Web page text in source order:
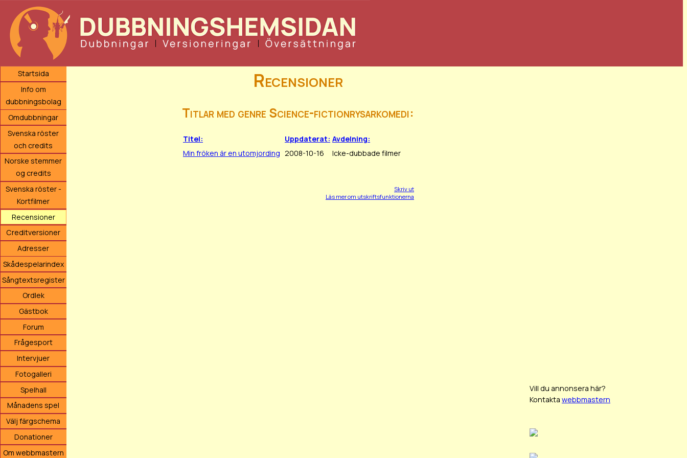
Startsida
Info om
dubbningsbolag
Omdubbningar
Svenska röster
och credits
Norske stemmer
og credits
Svenska röster -
Kortfilmer
Recensioner
Creditversioner
Adresser
Skådespelarindex
Sångtextsregister
Ordlek
Gästbok
Forum
Frågesport
Intervjuer
Fotogalleri
Spelhall
Månadens spel
Välj färgschema
Donationer
Om webbmastern
Recensioner
Titlar med genre Science-fictionrysarkomedi:
Titel: Uppdaterat: Avdelning:
Min fröken är en utomjording 2008-10-16 Icke-dubbade filmer
Skriv ut
Läs mer om utskriftsfunktionerna
Vill du annonsera här?
Kontakta webbmastern